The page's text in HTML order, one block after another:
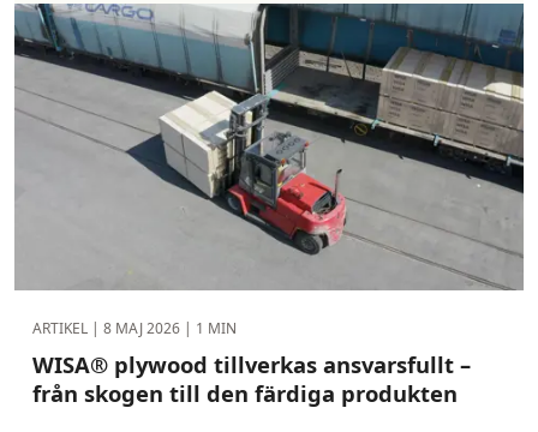
ARTIKEL | 8 MAJ 2026 | 1 MIN
WISA® plywood tillverkas ansvarsfullt –
från skogen till den färdiga produkten